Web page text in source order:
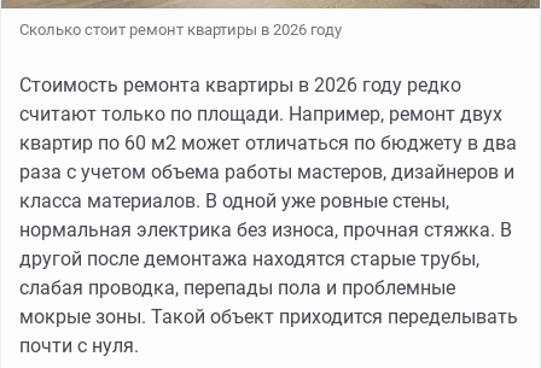
Сколько стоит ремонт квартиры в 2026 году
Стоимость ремонта квартиры в 2026 году редко
считают только по площади. Например, ремонт двух
квартир по 60 м2 может отличаться по бюджету в два
раза с учетом объема работы мастеров, дизайнеров и
класса материалов. В одной уже ровные стены,
нормальная электрика без износа, прочная стяжка. В
другой после демонтажа находятся старые трубы,
слабая проводка, перепады пола и проблемные
мокрые зоны. Такой объект приходится переделывать
почти с нуля.